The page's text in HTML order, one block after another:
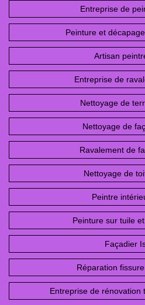
Entreprise de
Peinture et
Artisan
Entreprise de
Nettoyage de
Nettoyage de
Ravalement de
Nettoyage de
Peintre
Peinture sur tuile
Façadier
Réparation
Entreprise de rénovation